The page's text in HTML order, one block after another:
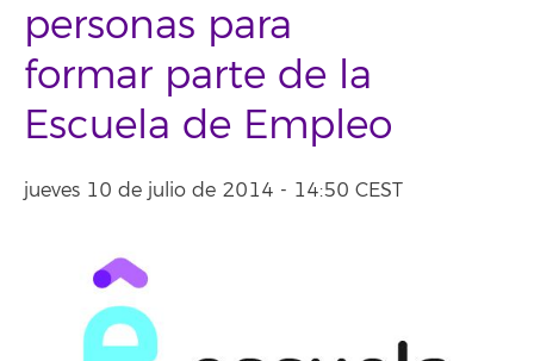
personas para
formar parte de la
Escuela de Empleo
jueves 10 de julio de 2014 - 14:50 CEST